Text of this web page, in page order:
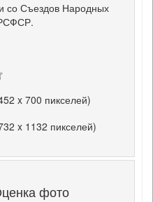
со Съездов Народных
x 700 пикселей)
x 1132 пикселей)
фото